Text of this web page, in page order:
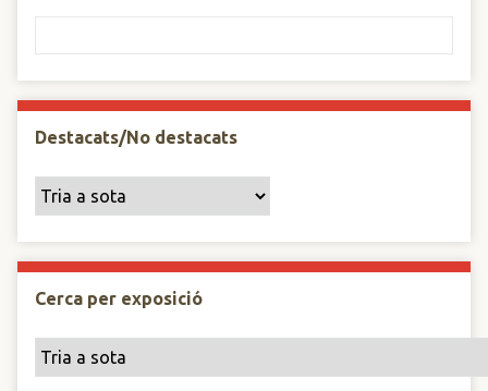
Destacats/No destacats
Cerca per exposició